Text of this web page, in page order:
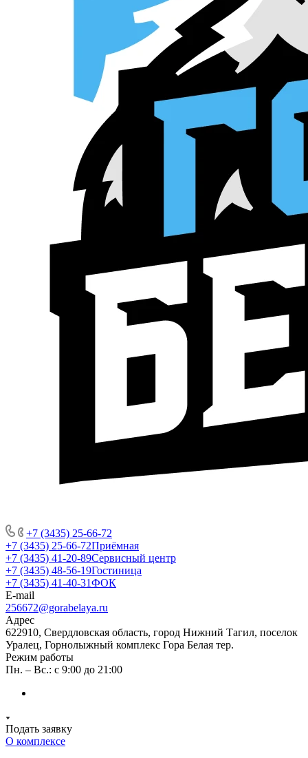
+7 (3435) 25-66-72
+7 (3435) 25-66-72Приёмная
+7 (3435) 41-20-89Сервисный центр
+7 (3435) 48-56-19Гостиница
+7 (3435) 41-40-31ФОК
E-mail
256672@gorabelaya.ru
Адрес
622910, Свердловская область, город Нижний Тагил, поселок
Уралец, Горнолыжный комплекс Гора Белая тер.
Режим работы
Пн. – Вс.: с 9:00 до 21:00
Подать заявку
О комплексе